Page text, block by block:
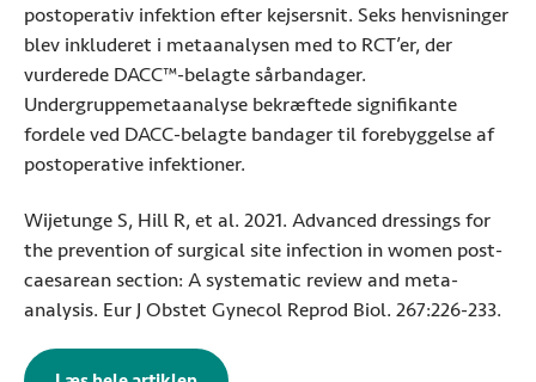
postoperativ infektion efter kejsersnit. Seks henvisninger
blev inkluderet i metaanalysen med to RCT’er, der
vurderede DACC™-belagte sårbandager.
Undergruppemetaanalyse bekræftede signifikante
fordele ved DACC-belagte bandager til forebyggelse af
postoperative infektioner.
Wijetunge S, Hill R, et al. 2021. Advanced dressings for
the prevention of surgical site infection in women post-
caesarean section: A systematic review and meta-
analysis. Eur J Obstet Gynecol Reprod Biol. 267:226-233.